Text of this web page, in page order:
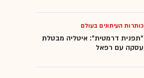
כותרות העיתונים בעולם
"תפנית דרמטית": איטליה מבטלת
עסקה עם רפאל